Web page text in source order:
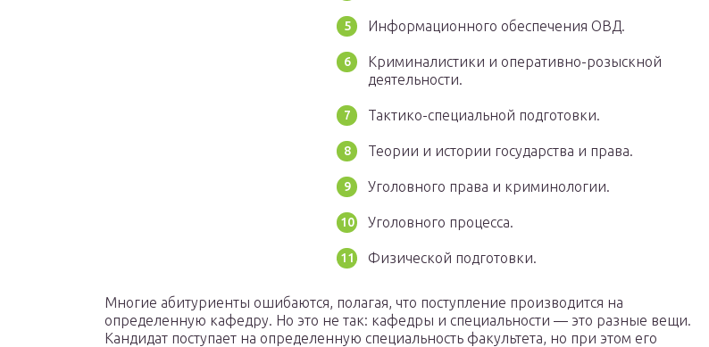
Информационного обеспечения ОВД.
Криминалистики и оперативно-розыскной
деятельности.
Тактико-специальной подготовки.
Теории и истории государства и права.
Уголовного права и криминологии.
Уголовного процесса.
Физической подготовки.
Многие абитуриенты ошибаются, полагая, что поступление производится на
определенную кафедру. Но это не так: кафедры и специальности — это разные вещи.
Кандидат поступает на определенную специальность факультета, но при этом его